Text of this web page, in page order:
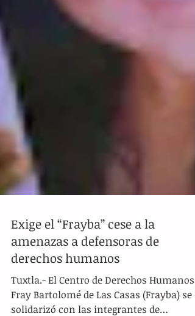
Exige el “Frayba” cese a la
amenazas a defensoras de
derechos humanos